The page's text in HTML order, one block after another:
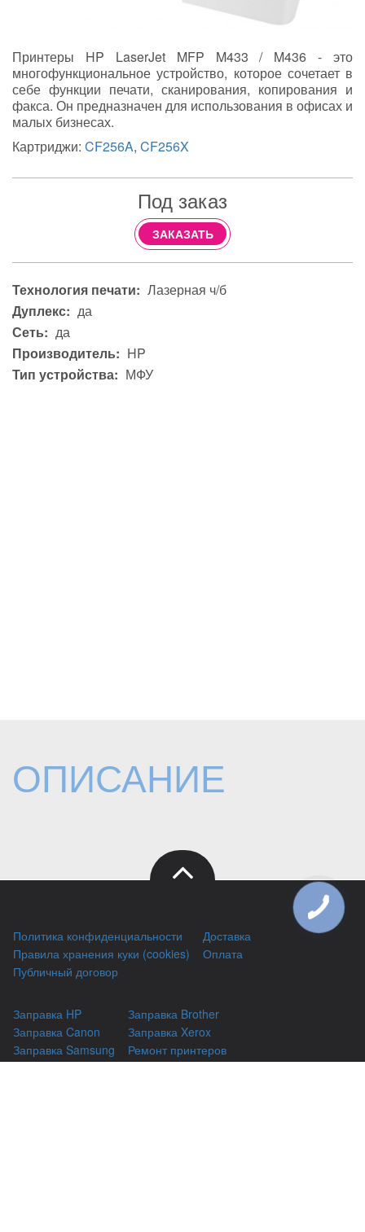
Принтеры HP LaserJet MFP M433 / M436 - это
многофункциональное устройство, которое сочетает в
себе функции печати, сканирования, копирования и
факса. Он предназначен для использования в офисах и
малых бизнесах.
Картриджи: CF256A, CF256X
Под заказ
ЗАКАЗАТЬ
Технология печати: Лазерная ч/б
Дуплекс: да
Сеть: да
Производитель: HP
Тип устройства: МФУ
ОПИСАНИЕ
Политика конфиденциальности
Правила хранения куки (cookies)
Публичный договор
Доставка
Оплата
Заправка HP
Заправка Canon
Заправка Samsung
Заправка Brother
Заправка Xerox
Ремонт принтеров